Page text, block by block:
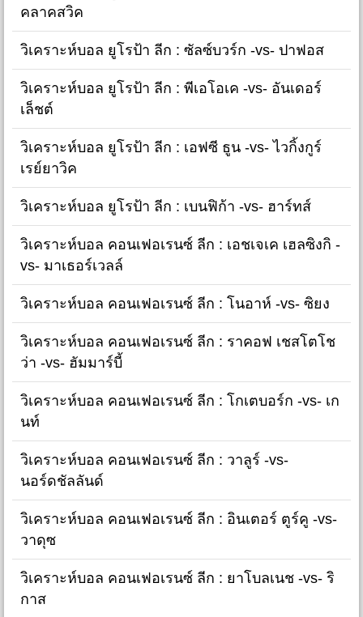
คลาคสวิค
วิเคราะห์บอล ยูโรป้า ลีก : ซัลซ์บวร์ก -vs- ปาฟอส
วิเคราะห์บอล ยูโรป้า ลีก : พีเอโอเค -vs- อันเดอร์
เล็ชต์
วิเคราะห์บอล ยูโรป้า ลีก : เอฟซี ธูน -vs- ไวกิ้งกูร์
เรย์ยาวิค
วิเคราะห์บอล ยูโรป้า ลีก : เบนฟิก้า -vs- ฮาร์ทส์
วิเคราะห์บอล คอนเฟอเรนซ์ ลีก : เอชเจเค เฮลซิงกิ -
vs- มาเธอร์เวลล์
วิเคราะห์บอล คอนเฟอเรนซ์ ลีก : โนอาห์ -vs- ซิยง
วิเคราะห์บอล คอนเฟอเรนซ์ ลีก : ราคอฟ เชสโตโช
ว่า -vs- ฮัมมาร์บี้
วิเคราะห์บอล คอนเฟอเรนซ์ ลีก : โกเตบอร์ก -vs- เก
นท์
วิเคราะห์บอล คอนเฟอเรนซ์ ลีก : วาลูร์ -vs-
นอร์ดชัลลันด์
วิเคราะห์บอล คอนเฟอเรนซ์ ลีก : อินเตอร์ ตูร์คู -vs-
วาดุซ
วิเคราะห์บอล คอนเฟอเรนซ์ ลีก : ยาโบลเนช -vs- ริ
กาส